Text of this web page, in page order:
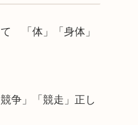
「体」「身体」
争」「競走」正し